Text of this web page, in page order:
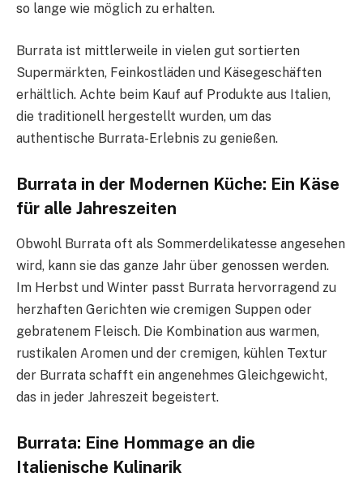
so lange wie möglich zu erhalten.
Burrata ist mittlerweile in vielen gut sortierten
Supermärkten, Feinkostläden und Käsegeschäften
erhältlich. Achte beim Kauf auf Produkte aus Italien,
die traditionell hergestellt wurden, um das
authentische Burrata-Erlebnis zu genießen.
Burrata in der Modernen Küche: Ein Käse
für alle Jahreszeiten
Obwohl Burrata oft als Sommerdelikatesse angesehen
wird, kann sie das ganze Jahr über genossen werden.
Im Herbst und Winter passt Burrata hervorragend zu
herzhaften Gerichten wie cremigen Suppen oder
gebratenem Fleisch. Die Kombination aus warmen,
rustikalen Aromen und der cremigen, kühlen Textur
der Burrata schafft ein angenehmes Gleichgewicht,
das in jeder Jahreszeit begeistert.
Burrata: Eine Hommage an die
Italienische Kulinarik